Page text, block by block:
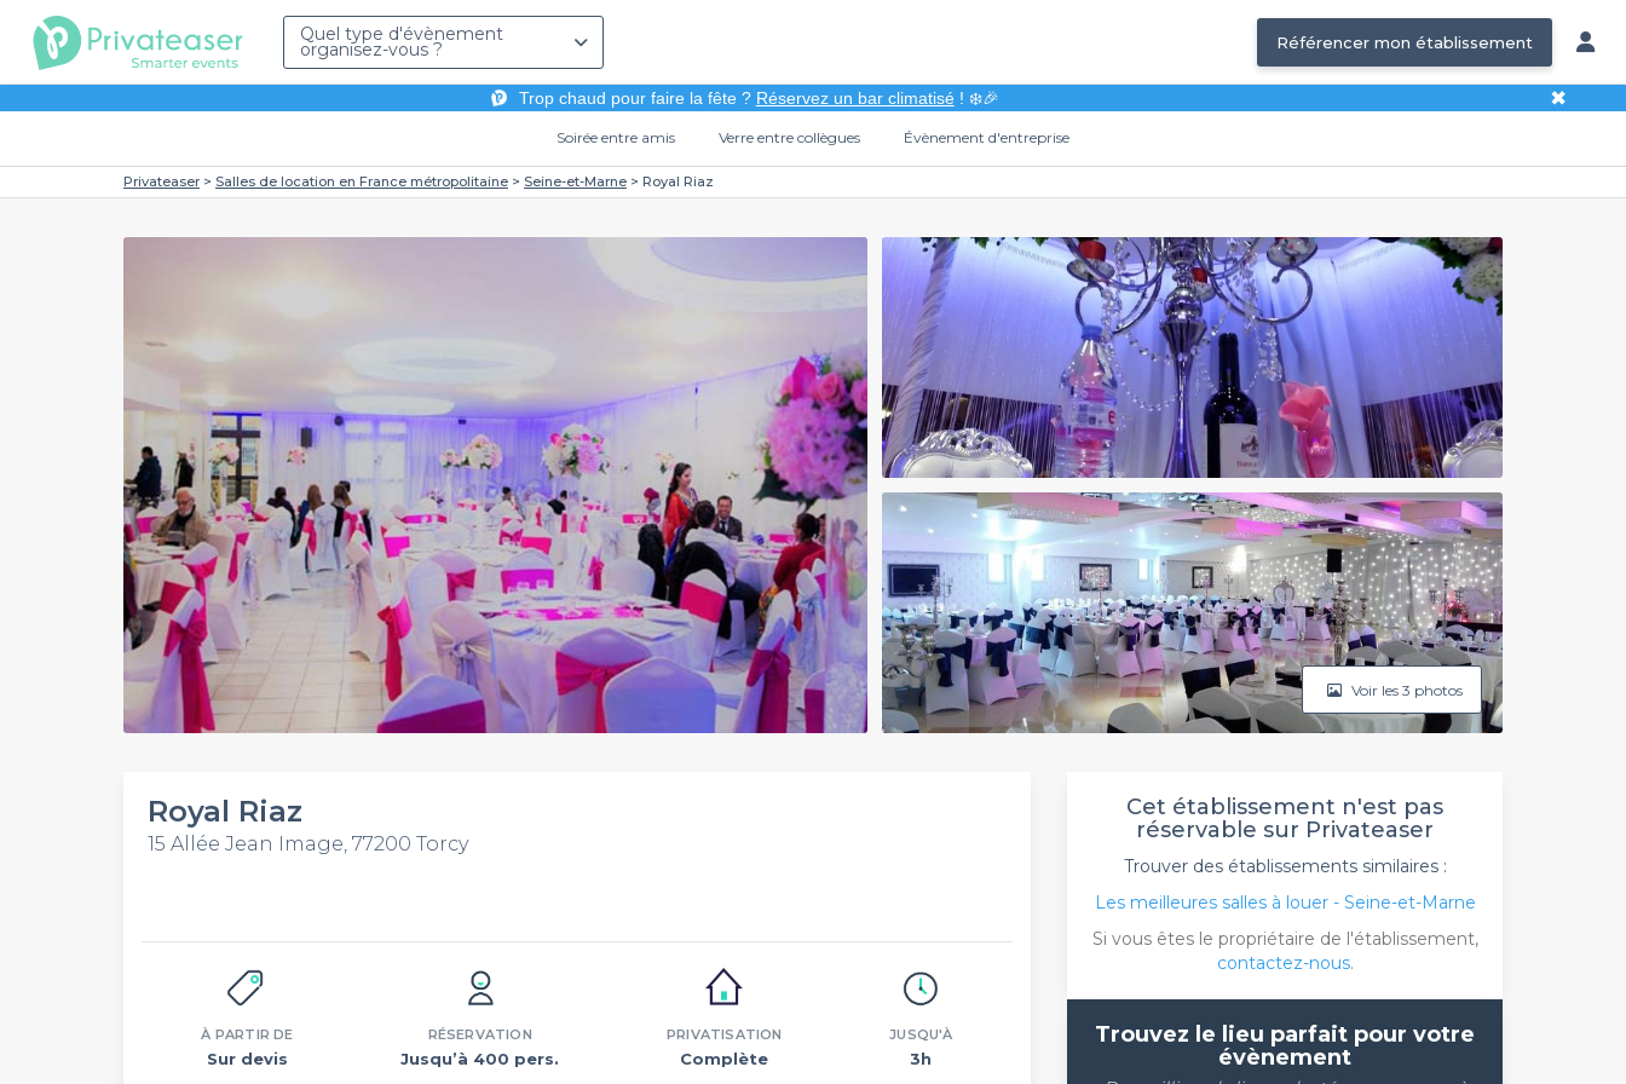
Quel type d'évènement
organisez-vous ? Référencer mon établissement
Trop chaud pour faire la fête ? Réservez un bar climatisé! ❄️🎉 ✖
Soirée entre amis Verre entre collègues Évènement d'entreprise
Privateaser Salles de location en France métropolitaine Seine-et-Marne Royal Riaz
Voir les 3 photos
Royal Riaz
15 Allée Jean Image, 77200 Torcy
À PARTIR DE
Sur devis
RÉSERVATION
Jusqu’à 400 pers.
PRIVATISATION
Complète
JUSQU'À
3h
Cet établissement n'est pas
réservable sur Privateaser
Trouver des établissements similaires :
Les meilleures salles à louer - Seine-et-Marne
Si vous êtes le propriétaire de l'établissement,
contactez-nous.
Trouvez le lieu parfait pour votre
évènement